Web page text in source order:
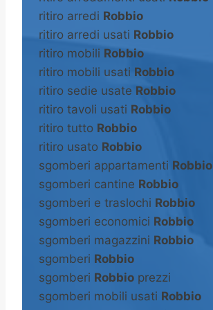
ritiro arredi Robbio
ritiro arredi usati Robbio
ritiro mobili Robbio
ritiro mobili usati Robbio
ritiro sedie usate Robbio
ritiro tavoli usati Robbio
ritiro tutto Robbio
ritiro usato Robbio
sgomberi appartamenti Robbio
sgomberi cantine Robbio
sgomberi e traslochi Robbio
sgomberi economici Robbio
sgomberi magazzini Robbio
sgomberi Robbio
sgomberi Robbio prezzi
sgomberi mobili usati Robbio